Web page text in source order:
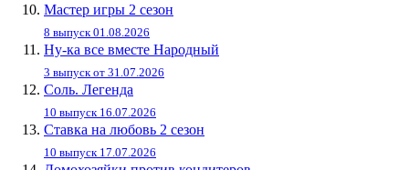
Мастер игры 2 сезон
8 выпуск 01.08.2026
Ну-ка все вместе Народный
3 выпуск от 31.07.2026
Соль. Легенда
10 выпуск 16.07.2026
Ставка на любовь 2 сезон
10 выпуск 17.07.2026